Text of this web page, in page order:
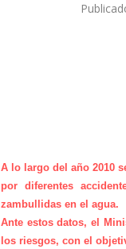
A lo largo del año 2010
por diferentes
zambullidas en el agua.
Ante estos datos, el
los riesgos, con el